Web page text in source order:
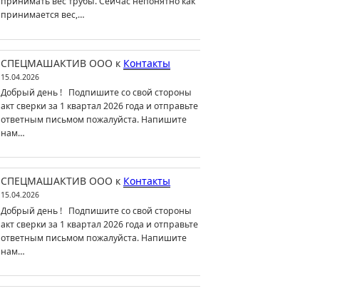
принимается вес,…
СПЕЦМАШАКТИВ ООО к Контакты
15.04.2026
Добрый день ! Подпишите со свой стороны
акт сверки за 1 квартал 2026 года и отправьте
ответным письмом пожалуйста. Напишите
нам…
СПЕЦМАШАКТИВ ООО к Контакты
15.04.2026
Добрый день ! Подпишите со свой стороны
акт сверки за 1 квартал 2026 года и отправьте
ответным письмом пожалуйста. Напишите
нам…